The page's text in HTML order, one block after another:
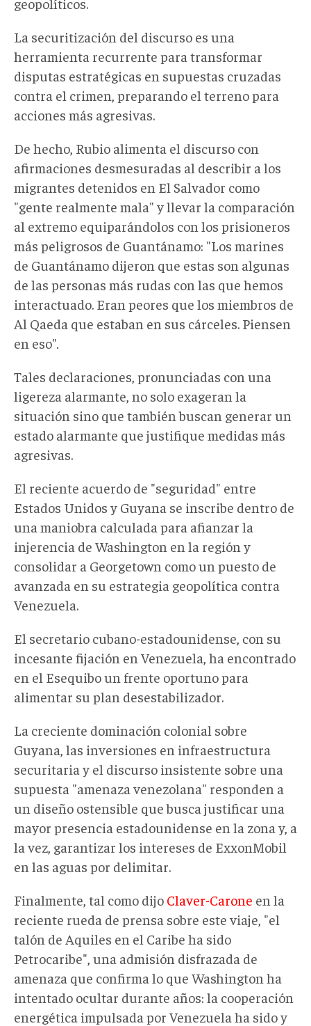
La securitización del discurso es una
herramienta recurrente para transformar
disputas estratégicas en supuestas cruzadas
contra el crimen, preparando el terreno para
acciones más agresivas.
De hecho, Rubio alimenta el discurso con
afirmaciones desmesuradas al describir a los
migrantes detenidos en El Salvador como
"gente realmente mala" y llevar la comparación
al extremo equiparándolos con los prisioneros
más peligrosos de Guantánamo: "Los marines
de Guantánamo dijeron que estas son algunas
de las personas más rudas con las que hemos
interactuado. Eran peores que los miembros de
Al Qaeda que estaban en sus cárceles. Piensen
en eso"
Tales declaraciones, pronunciadas con una
ligereza alarmante, no solo exageran la
situación sino que también buscan generar un
estado alarmante que justifique medidas más
agresivas.
El reciente acuerdo de "seguridad" entre
Estados Unidos y Guyana se inscribe dentro de
una maniobra calculada para afianzar la
injerencia de Washington en la región y
consolidar a Georgetown como un puesto de
avanzada en su estrategia geopolítica contra
Venezuela.
El secretario cubano-estadounidense, con su
incesante fijación en Venezuela, ha encontrado
en el Esequibo un frente oportuno para
alimentar su plan desestabilizador.
La creciente dominación colonial sobre
Guyana, las inversiones en infraestructura
securitaria y el discurso insistente sobre una
supuesta "amenaza venezolana" responden a
un diseño ostensible que busca justificar una
mayor presencia estadounidense en la zona y, a
la vez, garantizar los intereses de ExxonMobil
en las aguas por delimitar.
Finalmente, tal como dijo Claver-Carone en la
reciente rueda de prensa sobre este viaje, "el
talón de Aquiles en el Caribe ha sido
Petrocaribe", una admisión disfrazada de
amenaza que confirma lo que Washington ha
intentado ocultar durante años: la cooperación
energética impulsada por Venezuela ha sido y